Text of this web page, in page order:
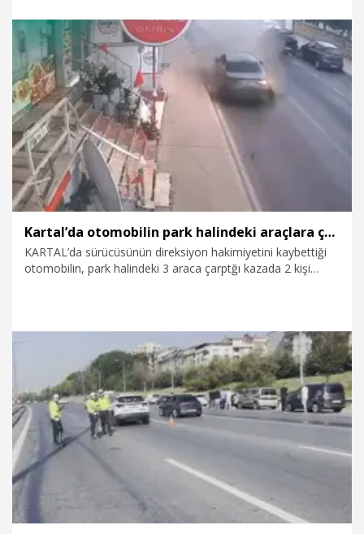
8.08.2026 Gündem
Kartal’da otomobilin park halindeki araçlara çarptığı kaza kamerada
KARTAL’da sürücüsünün direksiyon hakimiyetini kaybettiği
otomobilin, park halindeki 3 araca çarptğı kazada 2 kişi
8.08.2026 Video